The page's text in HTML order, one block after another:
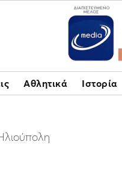
Αθλητικά Ιστορία